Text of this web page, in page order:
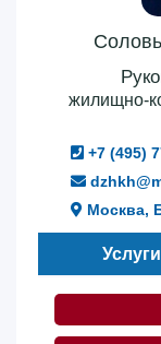
жилищно-
+7 (495)
Москва,